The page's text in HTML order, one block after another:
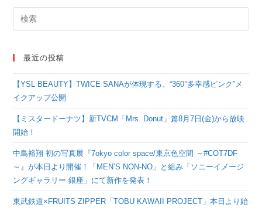
を公開！
最近の投稿
【YSL BEAUTY】TWICE SANAが体現する、“360°多幸感ピンク”メ
イクアップ公開
【ミスタードーナツ】新TVCM「Mrs. Donut」篇8月7日(金)から放映
開始！
中島裕翔 初の写真展『7okyo color space/東京色空間 ～#COT7DF
～』が本日より開催！「MEN’S NON-NO」と組み「ソニーイメージ
ングギャラリー 銀座」にて新作を発表！
東武鉄道×FRUITS ZIPPER「TOBU KAWAII PROJECT」本日より始